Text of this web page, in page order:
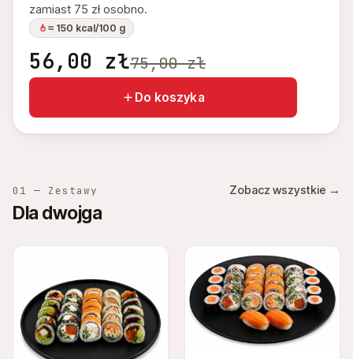
zamiast 75 zł osobno.
≈ 150 kcal/100 g
56,00 zł75,00zł
Do koszyka
01 — Zestawy
Dla dwojga
Zobacz wszystkie →